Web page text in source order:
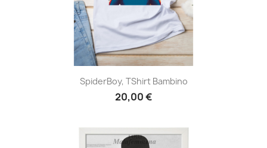
SpiderBoy, TShirt Bambino
20,00 €